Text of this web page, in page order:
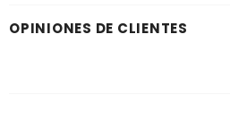
OPINIONES DE CLIENTES